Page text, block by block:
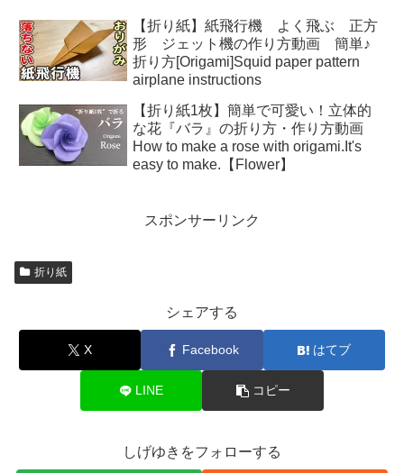
【折り紙】紙飛行機 よく飛ぶ 正方
形 ジェット機の作り方動画 簡単♪
折り方[Origami]Squid paper pattern
airplane instructions
【折り紙1枚】簡単で可愛い！立体的
な花『バラ』の折り方・作り方動画
How to make a rose with origami.It's
easy to make.【Flower】
スポンサーリンク
折り紙
シェアする
X Facebook はてブ
LINE コピー
しげゆきをフォローする